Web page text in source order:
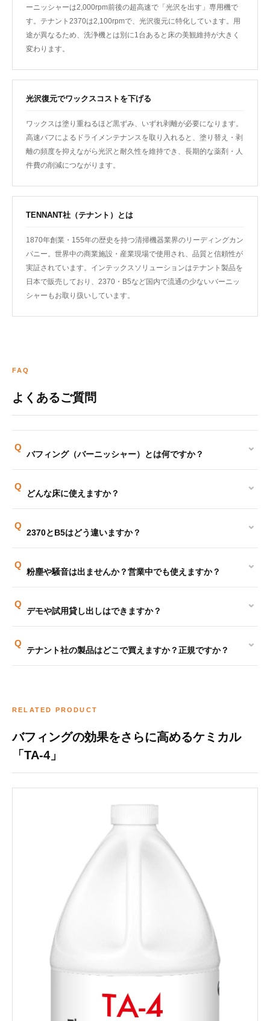
ーニッシャーは2,000rpm前後の超高速で「光沢を出す」専用機で
す。テナント2370は2,100rpmで、光沢復元に特化しています。用
途が異なるため、洗浄機とは別に1台あると床の美観維持が大きく
変わります。
光沢復元でワックスコストを下げる
ワックスは塗り重ねるほど黒ずみ、いずれ剥離が必要になります。
高速バフによるドライメンテナンスを取り入れると、塗り替え・剥
離の頻度を抑えながら光沢と耐久性を維持でき、長期的な薬剤・人
件費の削減につながります。
TENNANT社（テナント）とは
1870年創業・155年の歴史を持つ清掃機器業界のリーディングカン
パニー。世界中の商業施設・産業現場で使用され、品質と信頼性が
実証されています。インテックスソリューションはテナント製品を
日本で販売しており、2370・B5など国内で流通の少ないバーニッ
シャーもお取り扱いしています。
FAQ
よくあるご質問
Q
バフィング（バーニッシャー）とは何ですか？
⌄
Q
どんな床に使えますか？
⌄
Q
2370とB5はどう違いますか？
⌄
Q
粉塵や騒音は出ませんか？営業中でも使えますか？
⌄
Q
デモや試用貸し出しはできますか？
⌄
Q
テナント社の製品はどこで買えますか？正規ですか？
⌄
RELATED PRODUCT
バフィングの効果をさらに高めるケミカル
「TA-4」